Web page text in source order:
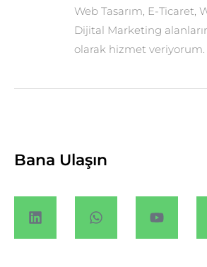
Web Tasarım, E-Ticaret,
Dijital Marketing
olarak hizmet veriyorum.
Bana Ulaşın